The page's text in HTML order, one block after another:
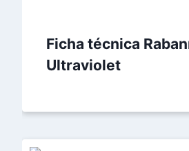
Ficha técnica
Ultraviolet